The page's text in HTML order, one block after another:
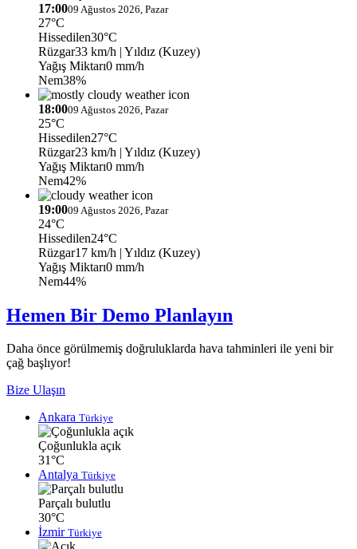
17:0009 Ağustos 2026, Pazar
27°C
Hissedilen30°C
Rüzgar33 km/h | Yıldız (Kuzey)
Yağış Miktarı0 mm/h
Nem38%
18:0009 Ağustos 2026, Pazar
25°C
Hissedilen27°C
Rüzgar23 km/h | Yıldız (Kuzey)
Yağış Miktarı0 mm/h
Nem42%
19:0009 Ağustos 2026, Pazar
24°C
Hissedilen24°C
Rüzgar17 km/h | Yıldız (Kuzey)
Yağış Miktarı0 mm/h
Nem44%
Hemen Bir Demo Planlayın
Daha önce görülmemiş doğruluklarda hava tahminleri ile yeni bir
çağ başlıyor!
Bize Ulaşın
Ankara Türkiye
Çoğunlukla açık
31°C
Antalya Türkiye
Parçalı bulutlu
30°C
İzmir Türkiye